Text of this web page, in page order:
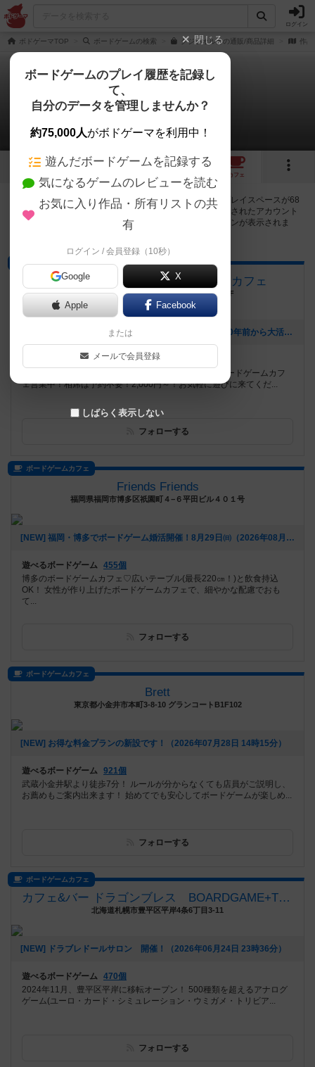
ログイン
ボドゲーマTOP ボードゲームの検索 クジラオルカの通販/商品詳細 作品
クジラオルカ
68店のカフェ/スペースが提供中
4 1 7
カフェ
クジラオルカで遊ぶことができるボードゲームカフェ・プレイスペースが68
店登録されています。公開プロフィールの都道府県が設定されたアカウント
でログインすると、同じ都道府県内の店舗に絞り込むボタンが表示されま
ボードゲームカフェ
アジトベル 恵比寿のボードゲームカフェ
東京都渋谷区恵比寿1丁目26-17 阿部ビル 4F
[NEW] 【おすすめボードゲーム】(前編)10周年企画！10年前から大活躍のボードゲーム【#163】をあげました（2026年08月06日 00時03分）
遊べるボードゲーム
859個
恵比寿駅徒歩8分！平日18～23時、休日13～23時はボードゲームカフ
ェ営業中！相席は予約不要！2,000円～！お気軽に遊びに来てくだ...
フォローする
ボードゲームカフェ
Friends Friends
福岡県福岡市博多区祇園町４−６平田ビル４０１号
[NEW] 福岡・博多でボードゲーム婚活開催！8月29日㈰（2026年08月05日 16時55分）
遊べるボードゲーム 455個
博多のボードゲームカフェ♡広いテーブル(最長220㎝！)と飲食持込
OK！ 女性が作り上げたボードゲームカフェで、細やかな配慮でおも
て...
フォローする
ボードゲームカフェ
Brett
東京都小金井市本町3-8-10 グランコートB1F102
[NEW] お得な料金プランの新設です！（2026年07月28日 14時15分）
遊べるボードゲーム 921個
武蔵小金井駅より徒歩7分！ ルールが分からなくても店員がご説明し、
お薦めもご案内出来ます！ 始めてでも安心してボードゲームが楽しめ...
フォローする
ボードゲームカフェ
カフェ&バー ドラゴンブレス BOARDGAME+TRPG
北海道札幌市豊平区平岸4条6丁目3-11
[NEW] ドラブレドールサロン 開催！（2026年06月24日 23時36分）
遊べるボードゲーム 470個
2024年11月、豊平区平岸に移転オープン！ 500種類を超えるアナログ
ゲーム(ユーロ・カード・シミュレーション・ウミガメ・トリビア...
フォローする
閉じる
ボードゲームのプレイ履歴を記録し
て、
自分のデータを管理しませんか？
約75,000人がボドゲーマを利用中！
遊んだボードゲームを記録する
気になるゲームのレビューを読む
お気に入り作品・所有リストの共
有
ログイン / 会員登録（10秒）
Google X
Apple Facebook
または
メールで会員登録
しばらく表示しない